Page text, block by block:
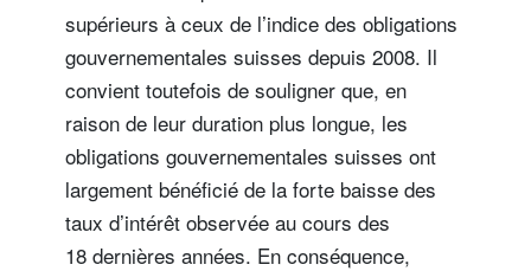
supérieurs à ceux de l’indice des obligations
gouvernementales suisses depuis 2008. Il
convient toutefois de souligner que, en
raison de leur duration plus longue, les
obligations gouvernementales suisses ont
largement bénéficié de la forte baisse des
taux d’intérêt observée au cours des
18 dernières années. En conséquence,